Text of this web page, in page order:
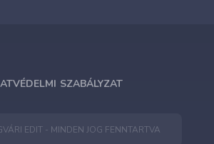
SZABÁLYZAT
EDIT - MINDEN JOG FENNTARTVA